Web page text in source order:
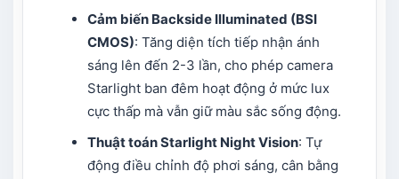
Cảm biến Backside Illuminated (BSI
CMOS): Tăng diện tích tiếp nhận ánh
sáng lên đến 2-3 lần, cho phép camera
Starlight ban đêm hoạt động ở mức lux
cực thấp mà vẫn giữ màu sắc sống động.
Thuật toán Starlight Night Vision: Tự
động điều chỉnh độ phơi sáng, cân bằng